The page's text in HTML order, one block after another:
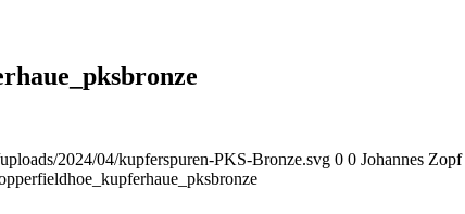
2024/04/kupferspuren-PKS-Bronze.svg 0 0 Johannes Zopf